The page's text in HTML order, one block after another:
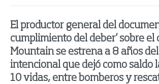
El productor general del
cumplimiento del deber’ sobre el
Mountain se estrena a 8 años
intencional que dejó como saldo
10 vidas, entre bomberos y